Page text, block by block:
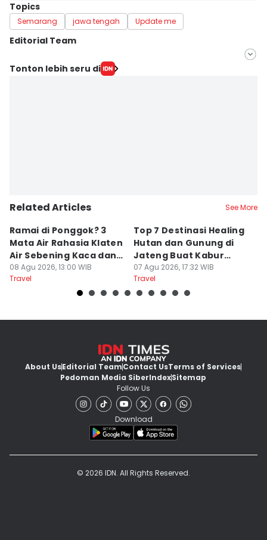
Topics
Semarang jawa tengah Update me
Editorial Team
Editor
Tonton lebih seru di
Related Articles See More
Ramai di Ponggok? 3
Mata Air Rahasia Klaten
Air Sebening Kaca dan
Masih Sepi
08 Agu 2026, 13:00 WIB
Travel
Top 7 Destinasi Healing
Hutan dan Gunung di
Jateng Buat Kabur
Sejenak, Under Rp200
Ribu
07 Agu 2026, 17:32 WIB
Travel
About UsEditorial TeamContact UsTerms of Services
Pedoman Media SiberIndexSitemap
Follow Us
Download
© 2026 IDN. All Rights Reserved.